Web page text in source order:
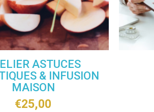
ASTUCES
& INFUSION
MAISON
€25,00